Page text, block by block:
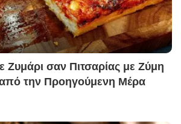
Ζυμάρι σαν Πιτσαρίας με Ζύμη
από την Προηγούμενη Μέρα